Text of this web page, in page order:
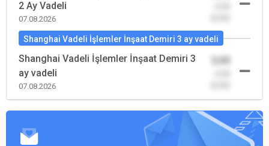
2 Ay Vadeli
07.08.2026
Shanghai Vadeli İşlemler İnşaat Demiri 3 ay vadeli
Shanghai Vadeli İşlemler İnşaat Demiri 3
ay vadeli
07.08.2026
0,00